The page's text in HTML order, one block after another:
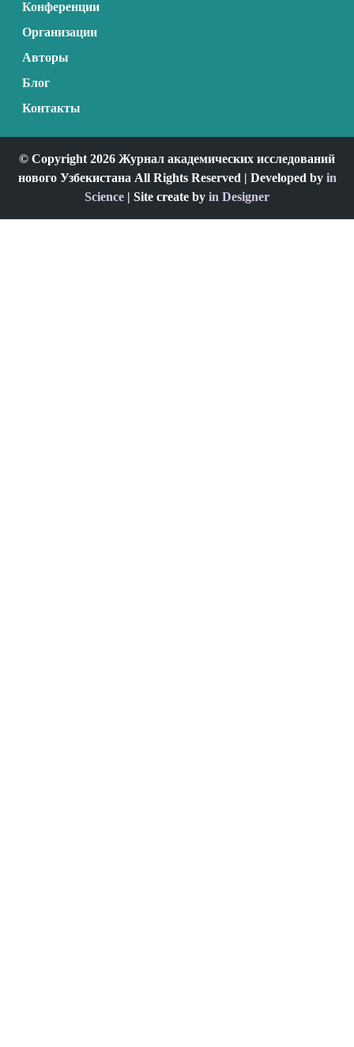
Конференции
Организации
Авторы
Блог
Контакты
© Copyright 2026 Журнал академических исследований
нового Узбекистана All Rights Reserved | Developed by in
Science | Site create by in Designer